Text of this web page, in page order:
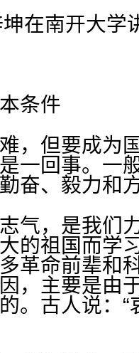
在南开大学
条件
，但要成为
一回事。一
奋、毅力和方
气，是我们
的祖国而学
革命前辈和
，主要是由
。古人说：